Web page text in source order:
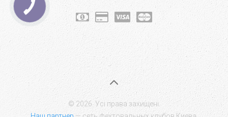
© 2026. Усі права захищені.
КНОПКА
ЗВ'ЯЗКУ